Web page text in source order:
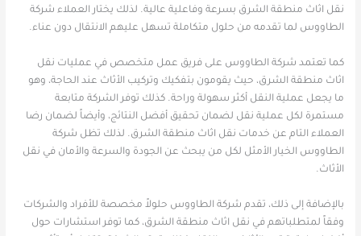
نقل اثاث منطقة الشرق بسرعة وفاعلية عالية. لذلك يختار العملاء شركة
الطاووس لما تقدمه من حلول متكاملة تسهل عليهم الانتقال دون عناء.
كما تعتمد شركة الطاووس على فريق عمل متخصص في عمليات نقل
اثاث منطقة الشرق، حيث يقومون بتفكيك وتركيب الأثاث عند الحاجة، وهو
ما يجعل عملية النقل أكثر سهولة وراحة. كذلك توفر الشركة متابعة
مستمرة لكل عملية نقل لضمان تحقيق أفضل النتائج، وأيضاً لضمان رضا
العملاء التام عن خدمات نقل اثاث منطقة الشرق. لذلك تظل شركة
الطاووس الخيار الأمثل لكل من يبحث عن الجودة والسرعة والأمان في نقل
الأثاث.
بالإضافة إلى ذلك، تقدم شركة الطاووس حلولاً مخصصة للأفراد والشركات
وفقاً لمتطلباتهم في نقل اثاث منطقة الشرق، كما توفر استشارات حول